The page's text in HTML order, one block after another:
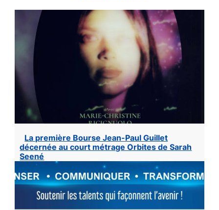
La première Bourse Jean-Paul Guillet
décernée au court métrage Orbites de Sarah
Seené